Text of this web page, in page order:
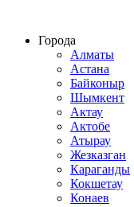
Города
Алматы
Астана
Байконыр
Шымкент
Актау
Актобе
Атырау
Жезказган
Караганды
Кокшетау
Конаев